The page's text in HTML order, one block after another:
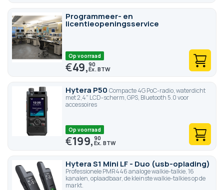
Programmeer- en
licentieopeningsservice
Op voorraad
€49,90
Hytera P50 Compacte 4G PoC-radio, waterdicht
met 2,4" LCD-scherm, GPS, Bluetooth 5.0 voor
accessoires
Op voorraad
€199,90
Hytera S1 Mini LF - Duo (usb-oplading)
Professionele PMR446 analoge walkie-talkie, 16
kanalen, oplaadbaar, de kleinste walkie-talkies op de
markt.